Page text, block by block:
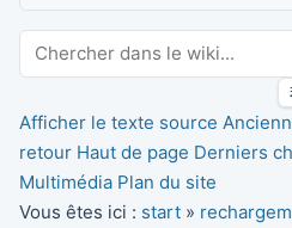
Afficher le texte source
retour Haut de page Derniers
Multimédia Plan du site
Vous êtes ici : start »